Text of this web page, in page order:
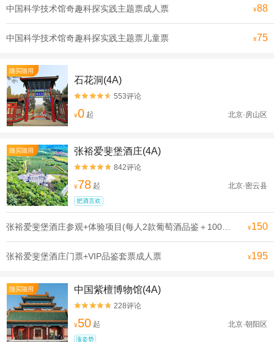
中国科学技术馆奇趣科探实践主题票成人票 ¥88
中国科学技术馆奇趣科探实践主题票儿童票 ¥75
随买随用
石花洞(4A)

 553评论
¥0 起 北京·房山区
随买随用 张裕爱斐堡酒庄(4A)

 842评论
¥78 起 北京·密云县
把酒言欢
¥150
张裕爱斐堡酒庄门票+VIP品鉴套票成人票 ¥195
随买随用 中国紫檀博物馆(4A)

 228评论
¥50 起 北京·朝阳区
涨姿势